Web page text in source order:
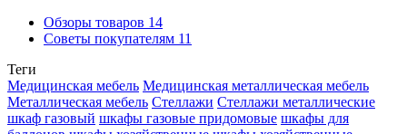
Обзоры товаров 14
Советы покупателям 11
Теги
Медицинская мебель Медицинская металлическая мебель
Металлическая мебель Стеллажи Стеллажи металлические
шкаф газовый шкафы газовые придомовые шкафы для